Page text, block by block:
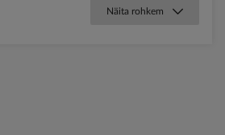
Näita rohkem